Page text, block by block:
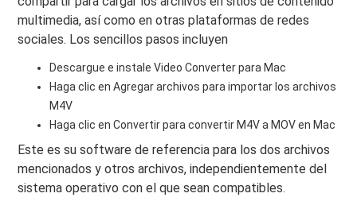
multimedia, así como en otras plataformas de redes
sociales. Los sencillos pasos incluyen
Descargue e instale Video Converter para Mac
Haga clic en Agregar archivos para importar los archivos
M4V
Haga clic en Convertir para convertir M4V a MOV en Mac
Este es su software de referencia para los dos archivos
mencionados y otros archivos, independientemente del
sistema operativo con el que sean compatibles.